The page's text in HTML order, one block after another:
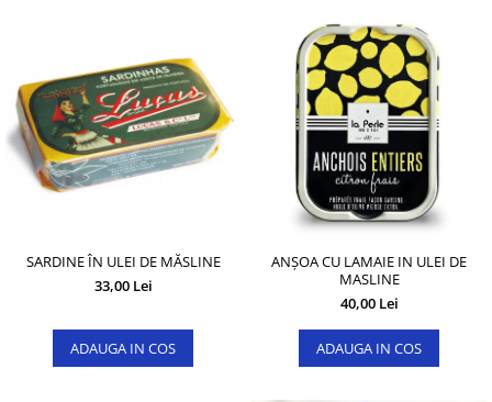
SARDINE ÎN ULEI DE MĂSLINE
33,00 Lei
ADAUGA IN COS
ANȘOA CU LAMAIE IN ULEI DE
MASLINE
40,00 Lei
ADAUGA IN COS